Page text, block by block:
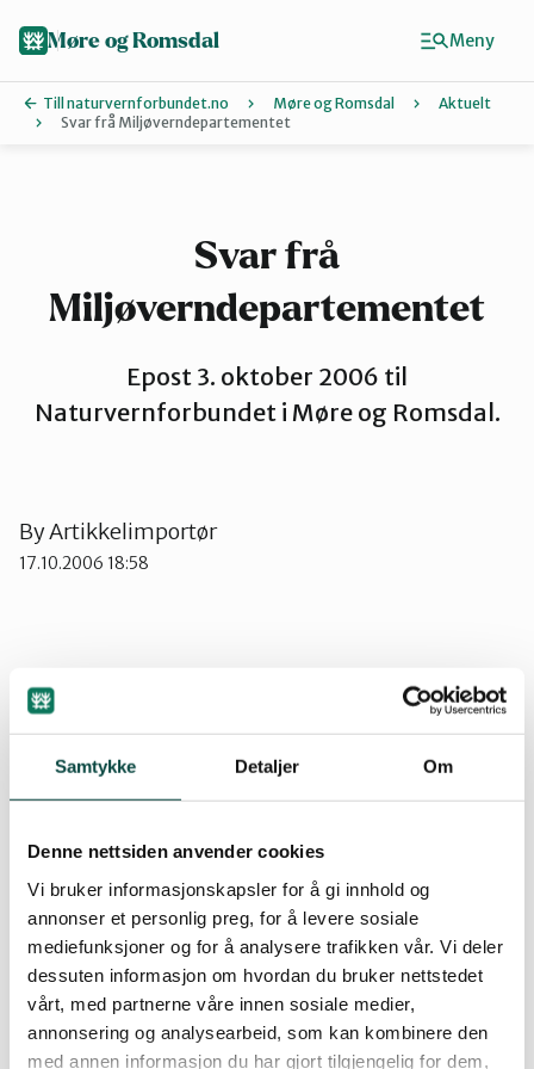
Samtykke Detaljer Om
Denne nettsiden anvender cookies
Vi bruker informasjonskapsler for å gi innhold og
annonser et personlig preg, for å levere sosiale
mediefunksjoner og for å analysere trafikken vår. Vi deler
dessuten informasjon om hvordan du bruker nettstedet
vårt, med partnerne våre innen sosiale medier,
annonsering og analysearbeid, som kan kombinere den
med annen informasjon du har gjort tilgjengelig for dem,
Aure
Kristiansund og Averøy
Ørsta og Volda
Tingvoll
Møre og Romsdal
Till naturvernforbundet.no Møre og Romsdal
Aktuelt
Svar frå Miljøverndepartementet
Svar frå
Miljøverndepartementet
Epost 3. oktober 2006 til
Naturvernforbundet i Møre og Romsdal.
ByArtikkelimportør
17.10.2006 18:58
Miljøvernminister Helen Bjørnøy har bedt meg
takke for henvendelsen din av 4. september.
Statsråden har ingen planlagte besøk i det
aktuelle området med det første slik at det blir
Som kjent er verneplan for Reinheimen til
sluttbehandling i Miljøverndepartementet.
Naturvernforbundets høringsuttalelse er
gjennom dette godt kjent, og vurderes på lik linje
med alle andre uttalelser og innspill i saken.